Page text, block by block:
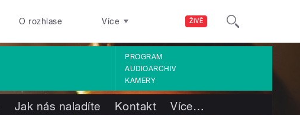
ŽIVĚ
O rozhlase Více
PROGRAM
AUDIOARCHIV
KAMERY
Jak nás naladíte Kontakt Více…